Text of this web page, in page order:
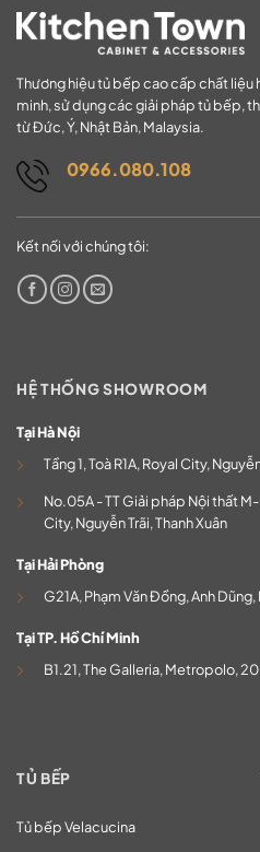
Thương hiệu tủ bếp cao cấp chất
minh, sử dụng các giải pháp tủ bếp,
từ Đức, Ý, Nhật Bản, Malaysia.
0966.080.108
Kết nối với chúng tôi:
HỆ THỐNG SHOWROOM
Tại Hà Nội
Tầng 1, Toà R1A, Royal City,
No.05A - TT Giải pháp Nội thất
City, Nguyễn Trãi, Thanh Xuân
Tại Hải Phòng
G21A, Phạm Văn Đồng, Anh Dũng,
Tại TP. Hồ Chí Minh
B1.21, The Galleria, Metropolo,
TỦ BẾP
Tủ bếp Velacucina